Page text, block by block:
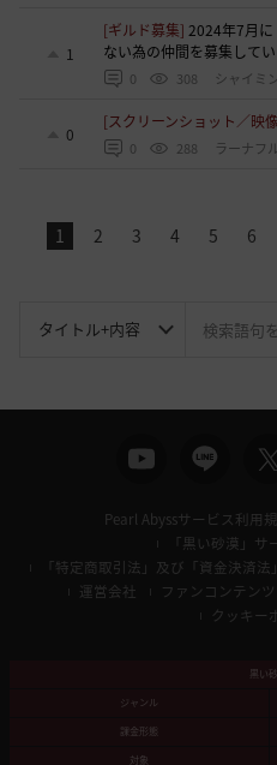
1
[ギルド募集] 2024年7月
ない為の仲間を募集して
0 308 シャイミ
0
[スクリーンショット／映
0 288 ラーナフ
1 2 3 4 5 6
Pearl Abyssサービス利用
「黒い砂漠」
「特定商取引法」及び「資金決済
運営会社
ファンコンテン
クッキー
黒い
ジャンル
課金形態
対象